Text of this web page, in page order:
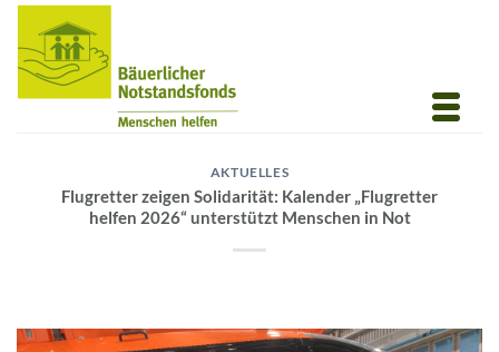
Inhalt
springen
AKTUELLES
Flugretter zeigen Solidarität: Kalender „Flugretter
helfen 2026“ unterstützt Menschen in Not